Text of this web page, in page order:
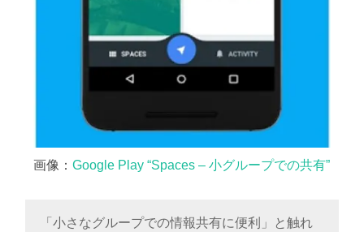
画像：Google Play “Spaces – 小グループでの共有”
「小さなグループでの情報共有に便利」と触れ